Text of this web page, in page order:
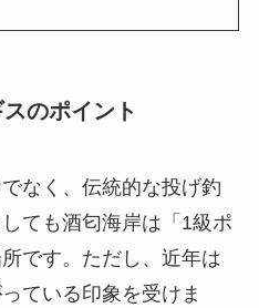
のポイント
なく、伝統的な投げ釣
ても酒匂海岸は「1級ポ
です。ただし、近年は
ている印象を受けま